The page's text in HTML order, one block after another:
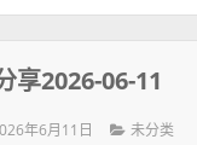
享2026-06-11
年6月11日 未分类